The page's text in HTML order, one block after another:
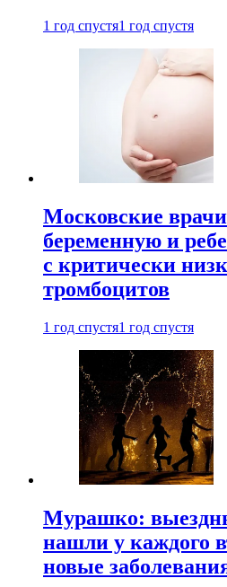
1 год спустя1 год спустя
Московские
беременную и
с критически
тромбоцитов
1 год спустя1 год спустя
Мурашко:
нашли у каждого
новые